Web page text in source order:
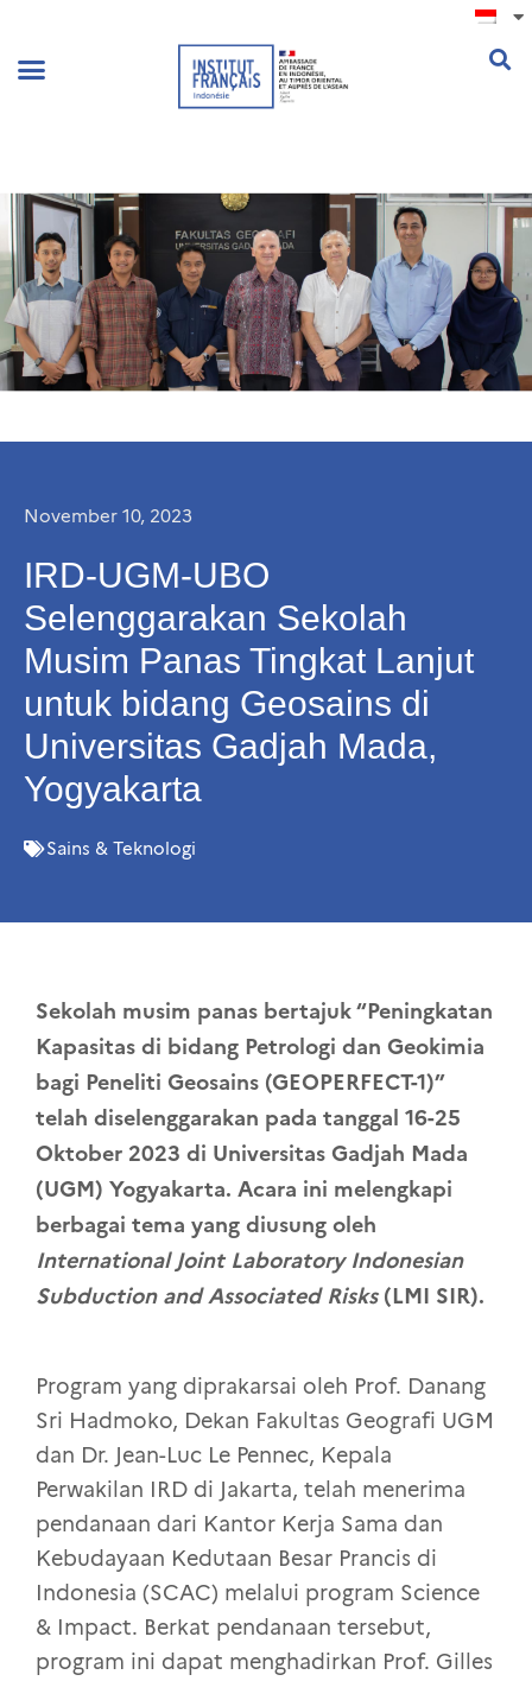
November 10, 2023
IRD-UGM-UBO
Selenggarakan Sekolah
Musim Panas Tingkat Lanjut
untuk bidang Geosains di
Universitas Gadjah Mada,
Yogyakarta
Sains & Teknologi
Sekolah musim panas bertajuk “Peningkatan
Kapasitas di bidang Petrologi dan Geokimia
bagi Peneliti Geosains (GEOPERFECT-1)”
telah diselenggarakan pada tanggal 16-25
Oktober 2023 di Universitas Gadjah Mada
(UGM) Yogyakarta. Acara ini melengkapi
berbagai tema yang diusung oleh
International Joint Laboratory Indonesian
Subduction and Associated Risks(LMI SIR).
Program yang diprakarsai oleh Prof. Danang
Sri Hadmoko, Dekan Fakultas Geografi UGM
dan Dr. Jean-Luc Le Pennec, Kepala
Perwakilan IRD di Jakarta, telah menerima
pendanaan dari Kantor Kerja Sama dan
Kebudayaan Kedutaan Besar Prancis di
Indonesia (SCAC) melalui program Science
& Impact. Berkat pendanaan tersebut,
program ini dapat menghadirkan Prof. Gilles